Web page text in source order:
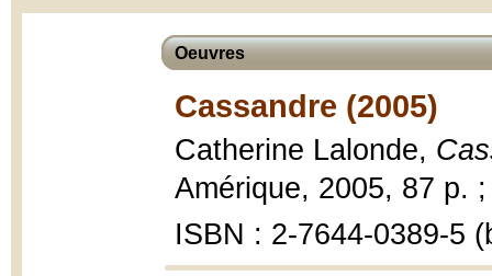
Oeuvres
Cassandre (2005)
Catherine Lalonde,
Amérique, 2005, 87 p.
ISBN : 2-7644-0389-5